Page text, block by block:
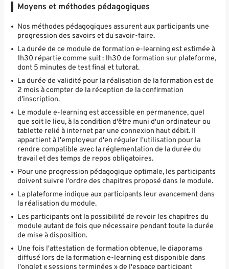
Moyens et méthodes pédagogiques
Nos méthodes pédagogiques assurent aux participants une
progression des savoirs et du savoir-faire.
La durée de ce module de formation e-learning est estimée à
1h30 répartie comme suit : 1h30 de formation sur plateforme,
dont 5 minutes de test final et tutorat.
La durée de validité pour la réalisation de la formation est de
2 mois à compter de la réception de la confirmation
d'inscription.
Le module e-learning est accessible en permanence, quel
que soit le lieu, à la condition d'être muni d'un ordinateur ou
tablette relié à internet par une connexion haut débit. Il
appartient à l'employeur d'en réguler l'utilisation pour la
rendre compatible avec la réglementation de la durée du
travail et des temps de repos obligatoires.
Pour une progression pédagogique optimale, les participants
doivent suivre l'ordre des chapitres proposé dans le module.
La plateforme indique aux participants leur avancement dans
la réalisation du module.
Les participants ont la possibilité de revoir les chapitres du
module autant de fois que nécessaire pendant toute la durée
de mise à disposition.
Une fois l'attestation de formation obtenue, le diaporama
diffusé lors de la formation e-learning est disponible dans
l'onglet « sessions terminées » de l'espace participant